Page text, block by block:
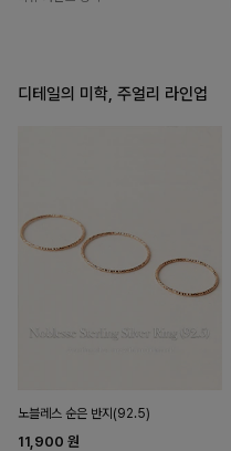
디테일의 미학, 주얼리 라인업
노블레스 순은 반지(92.5)
11,900 원